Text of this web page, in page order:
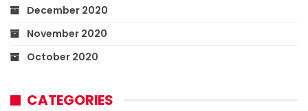
December 2020
November 2020
October 2020
CATEGORIES